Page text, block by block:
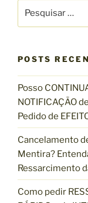
u
i
s
a
r
p
o
r
POSTS
Posso
NOTIFICAÇÃO
Pedido de
Cancelamento
Mentira?
Ressarcimento
Como pedir